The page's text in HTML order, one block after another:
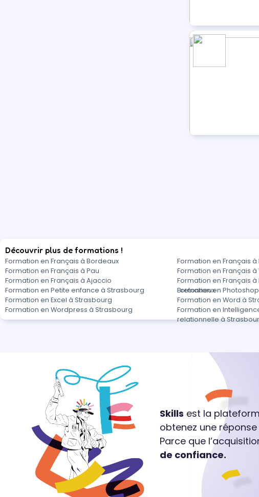
Découvrir plus de formations !
Formation en Français à Bordeaux Formation en Français
Formation en Français à Pau
Formation en Français à
Formation en Français à Ajaccio
Formation en Français
Bretonneux
Formation en Petite enfance à Strasbourg
Formation en
Formation en Excel à Strasbourg
Formation en Word à
Formation en Wordpress à Strasbourg
Formation en
relationnelle à
Skills est la
obtenez une
Parce que
de confiance.